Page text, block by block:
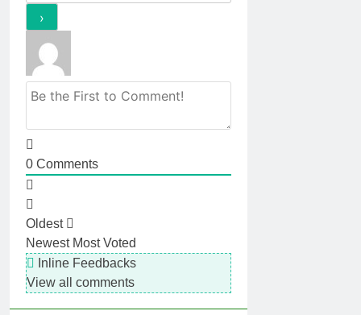
0 Comments
Oldest
Newest Most Voted
Inline Feedbacks
View all comments